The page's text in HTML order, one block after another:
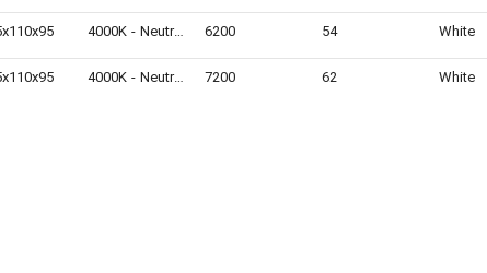
4000K - Neutral White 6200 54 White
4000K - Neutral White 7200 62 White